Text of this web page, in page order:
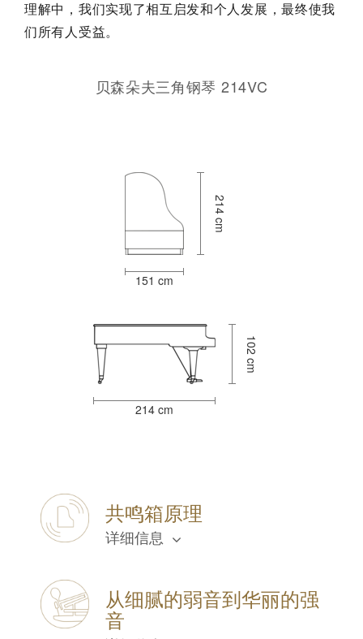
理解中，我们实现了相互启发和个人发展，最终使我
们所有人受益。
贝森朵夫三角钢琴 214VC
214 cm
151 cm
102 cm
214 cm
共鸣箱原理
详细信息
从细腻的弱音到华丽的强
音